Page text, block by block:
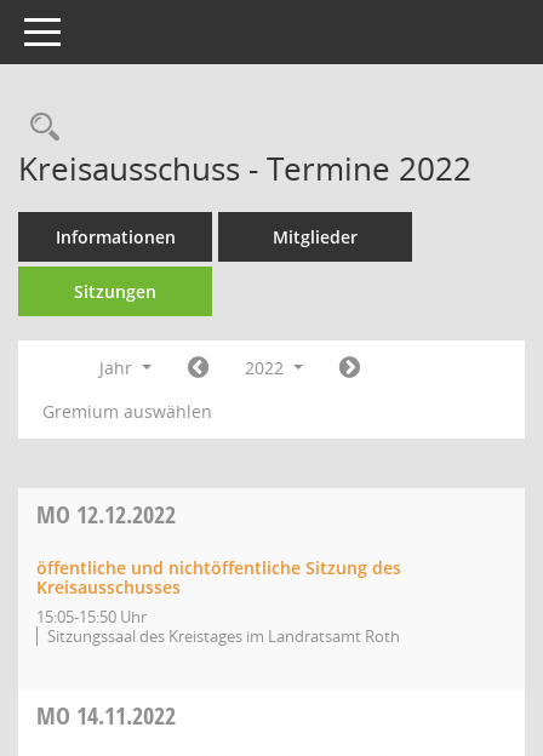
Toggle navigation
Rechercheauswahl
Kreisausschuss - Termine 2022
Informationen Mitglieder
Sitzungen
Jahr
2022
Gremium auswählen
MO 12.12.2022
öffentliche und nichtöffentliche Sitzung des
Kreisausschusses
15:05-15:50 Uhr
Sitzungssaal des Kreistages im Landratsamt Roth
MO 14.11.2022